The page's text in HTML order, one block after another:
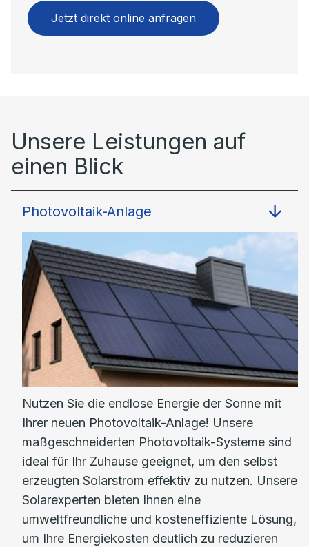
Jetzt direkt online anfragen
Unsere Leistungen auf
einen Blick
Photovoltaik-Anlage
Nutzen Sie die endlose Energie der Sonne mit
Ihrer neuen Photovoltaik-Anlage! Unsere
maßgeschneiderten Photovoltaik-Systeme sind
ideal für Ihr Zuhause geeignet, um den selbst
erzeugten Solarstrom effektiv zu nutzen. Unsere
Solarexperten bieten Ihnen eine
umweltfreundliche und kosteneffiziente Lösung,
um Ihre Energiekosten deutlich zu reduzieren